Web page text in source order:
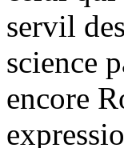
servil
science
encore